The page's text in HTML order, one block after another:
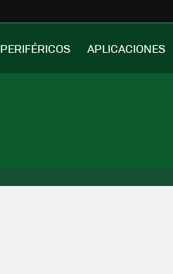
PERIFÉRICOS APLICACIONES